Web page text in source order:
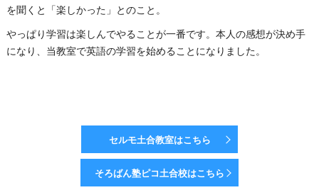
を聞くと「楽しかった」とのこと。
やっぱり学習は楽しんでやることが一番です。本人の感想が決め手
になり、当教室で英語の学習を始めることになりました。
セルモ土合教室はこちら
そろばん塾ピコ土合校はこちら